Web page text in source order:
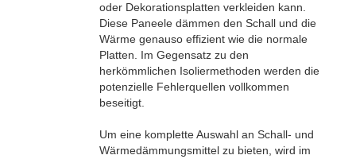
oder Dekorationsplatten verkleiden kann.
Diese Paneele dämmen den Schall und die
Wärme genauso effizient wie die normale
Platten. Im Gegensatz zu den
herkömmlichen Isoliermethoden werden die
potenzielle Fehlerquellen vollkommen
beseitigt.
Um eine komplette Auswahl an Schall- und
Wärmedämmungsmittel zu bieten, wird im